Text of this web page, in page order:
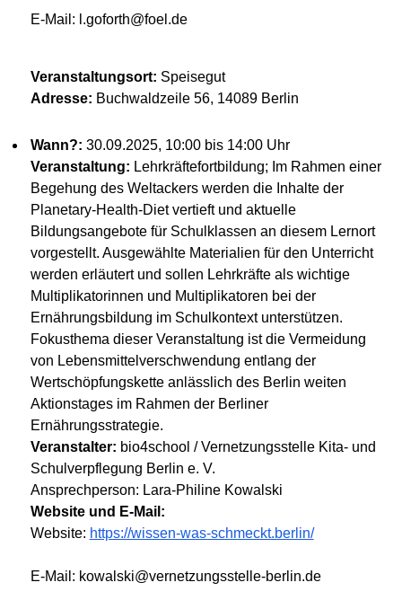
E-Mail: l.goforth@foel.de
Veranstaltungsort: Speisegut
Adresse: Buchwaldzeile 56, 14089 Berlin
Wann?: 30.09.2025, 10:00 bis 14:00 Uhr
Veranstaltung: Lehrkräftefortbildung; Im Rahmen einer
Begehung des Weltackers werden die Inhalte der
Planetary-Health-Diet vertieft und aktuelle
Bildungsangebote für Schulklassen an diesem Lernort
vorgestellt. Ausgewählte Materialien für den Unterricht
werden erläutert und sollen Lehrkräfte als wichtige
Multiplikatorinnen und Multiplikatoren bei der
Ernährungsbildung im Schulkontext unterstützen.
Fokusthema dieser Veranstaltung ist die Vermeidung
von Lebensmittelverschwendung entlang der
Wertschöpfungskette anlässlich des Berlin weiten
Aktionstages im Rahmen der Berliner
Ernährungsstrategie.
Veranstalter: bio4school / Vernetzungsstelle Kita- und
Schulverpflegung Berlin e. V.
Ansprechperson: Lara-Philine Kowalski
Website und E-Mail:
Website: https://wissen-was-schmeckt.berlin/
E-Mail: kowalski@vernetzungsstelle-berlin.de